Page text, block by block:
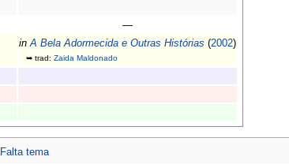
—
in A Bela Adormecida e Outras Histórias (2002)
➥ trad: Zaida Maldonado
Falta tema